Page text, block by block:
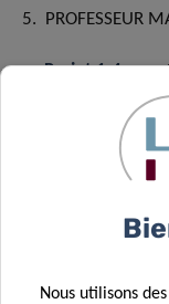
5. PROFESSEUR
Projet 1.4:
Professeur
internationale
C’est un
Nous utilisons